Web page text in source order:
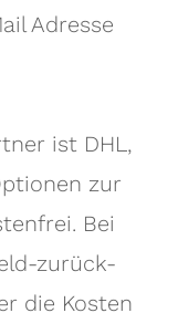
Adresse
ist DHL,
zur
Bei
zurück-
die Kosten